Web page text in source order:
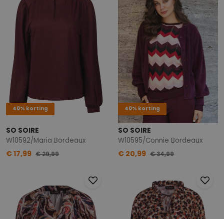
40% korting
SO SOIRE
W10592/Maria Bordeaux
€ 17,99 € 29,99
40% korting
SO SOIRE
W10595/Connie Bordeaux
€ 20,99 € 34,99